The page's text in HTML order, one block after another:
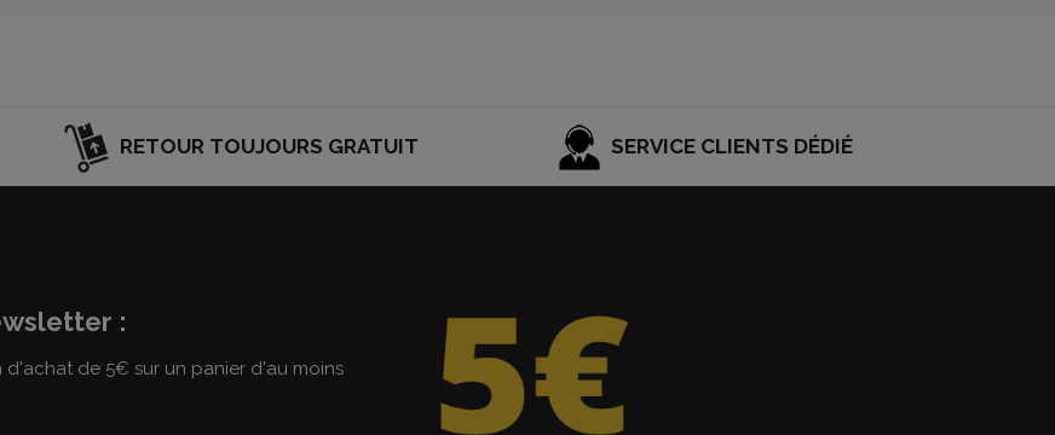
RETOUR TOUJOURS GRATUIT SERVICE CLIENTS DÉDIÉ
:
de 5€ sur un panier d'au moins